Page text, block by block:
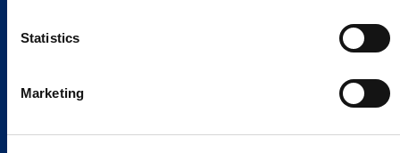
Statistics
Marketing